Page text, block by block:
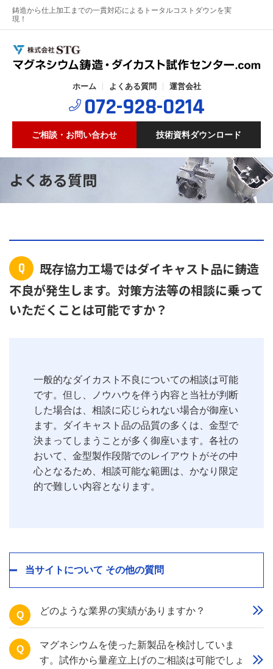
鋳造から仕上加工までの一貫対応によるトータルコストダウンを実
現！
ホーム よくある質問 運営会社
072-928-0214
ご相談・お問い合わせ 技術資料ダウンロード
よくある質問
Q
既存協力工場ではダイキャスト品に鋳造
不良が発生します。対策方法等の相談に乗って
いただくことは可能ですか？
一般的なダイカスト不良についての相談は可能
です。但し、ノウハウを伴う内容と当社が判断
した場合は、相談に応じられない場合が御座い
ます。ダイキャスト品の品質の多くは、金型で
決まってしまうことが多く御座います。各社の
おいて、金型製作段階でのレイアウトがその中
心となるため、相談可能な範囲は、かなり限定
的で難しい内容となります。
当サイトについて その他の質問
Q どのような業界の実績がありますか？
Q
マグネシウムを使った新製品を検討していま
す。試作から量産立上げのご相談は可能でしょ